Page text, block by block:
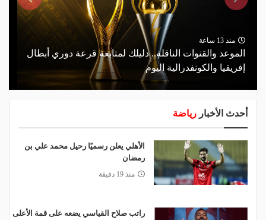
منذ 13 ساعة
الموعد والقنوات الناقلة.. دليلك لمتابعة قرعة دوري أبطال
إفريقيا والكونفدرالية اليوم
أحدث الأخبار رياضة
الأهلي يعلن رسميًا رحيل محمد علي بن
رمضان
منذ 19 دقيقة
راتب صلاح القياسي يضعه على قمة الأعلى